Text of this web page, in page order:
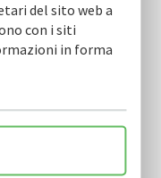
nostre novità.
del sito web a
con i siti
in forma